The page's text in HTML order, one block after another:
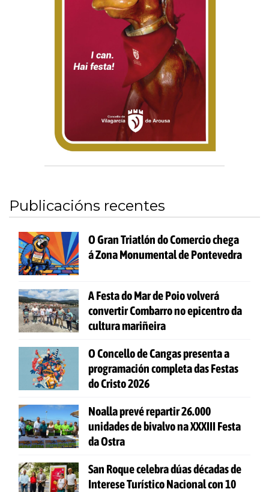
Publicacións recentes
O Gran Triatlón do Comercio chega
á Zona Monumental de Pontevedra
A Festa do Mar de Poio volverá
convertir Combarro no epicentro da
cultura mariñeira
O Concello de Cangas presenta a
programación completa das Festas
do Cristo 2026
Noalla prevé repartir 26.000
unidades de bivalvo na XXXIII Festa
da Ostra
San Roque celebra dúas décadas de
Interese Turístico Nacional con 10